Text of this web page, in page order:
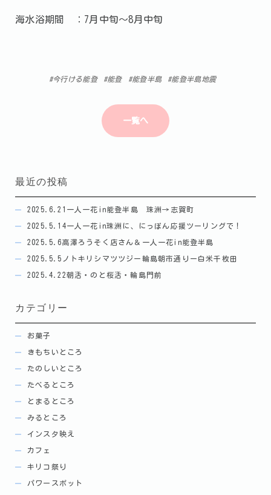
海水浴期間 ：7月中旬～8月中旬
今行ける能登 能登 能登半島 能登半島地震
一覧へ
最近の投稿
2025.6.21一人一花in能登半島 珠洲→志賀町
2025.5.14一人一花in珠洲に、にっぽん応援ツーリングで！
2025.5.6高澤ろうそく店さん＆一人一花in能登半島
2025.5.5ノトキリシマツツジー輪島朝市通りー白米千枚田
2025.4.22朝活・のと桜活・輪島門前
カテゴリー
お菓子
きもちいところ
たのしいところ
たべるところ
とまるところ
みるところ
インスタ映え
カフェ
キリコ祭り
パワースポット